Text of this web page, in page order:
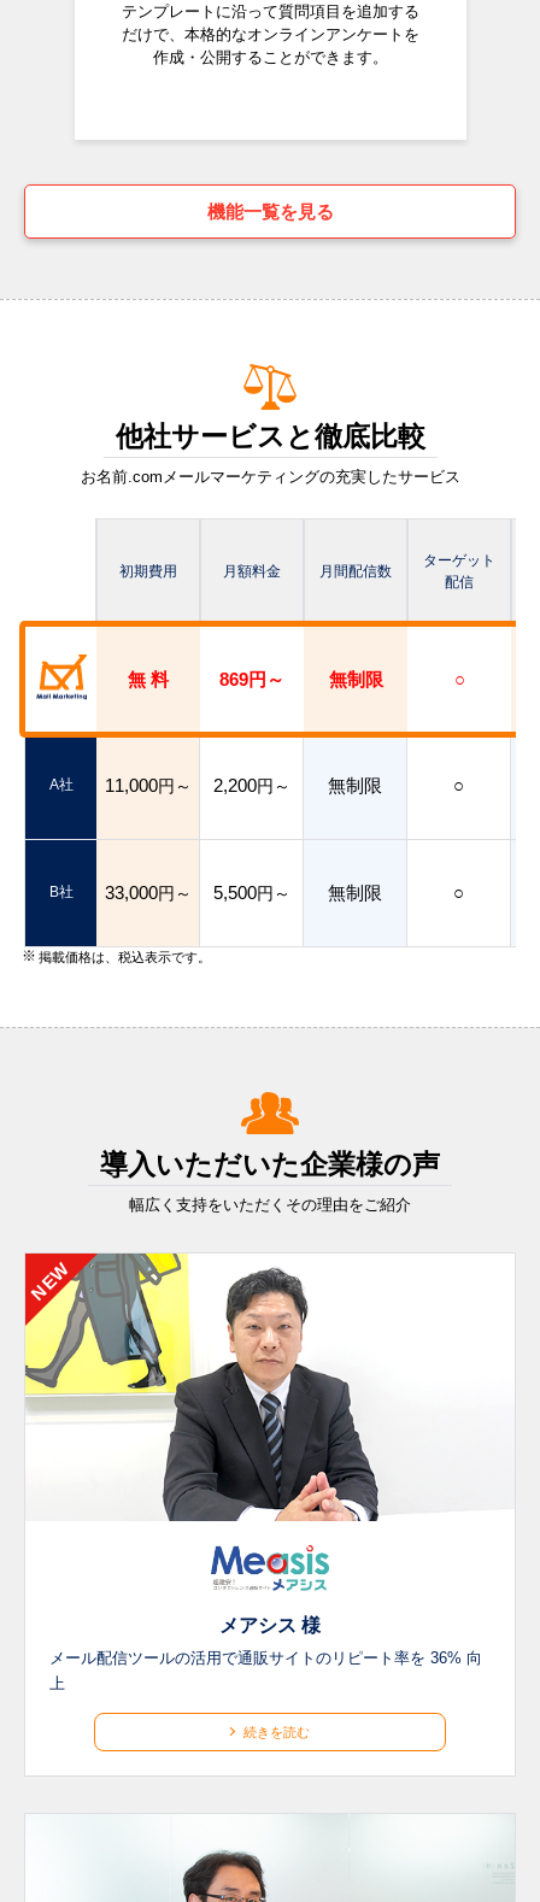
テンプレートに沿って質問項目を追加する
だけで、本格的なオンラインアンケートを
作成・公開することができます。
機能一覧を見る
他社サービスと徹底比較
お名前.com メールマーケティングの充実したサービス
A社
B社
初期費用
無 料
11,000円～
33,000円～
月額料金
869円～
2,200円～
5,500円～
月間配信数
無制限
無制限
無制限
ターゲット
配信
○
○
○
掲載価格は、税込表示です。
導入いただいた企業様の声
幅広く支持をいただくその理由をご紹介
メアシス 様
メール配信ツールの活用で通販サイトのリピート率を 36% 向
上
続きを読む